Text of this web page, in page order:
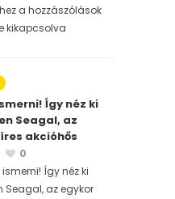
a hozzászólások
kikapcsolva
Így néz ki
Seagal, az
akcióhős
0
Így néz ki
Seagal, az egykor